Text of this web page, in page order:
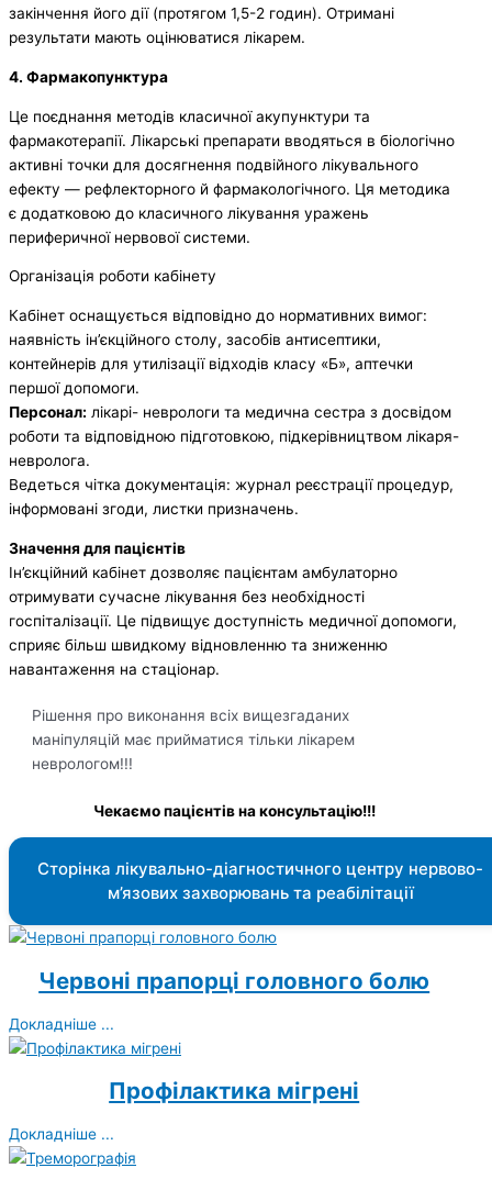
закінчення його дії (протягом 1,5-2 годин). Отримані
результати мають оцінюватися лікарем.
4. Фармакопунктура
Це поєднання методів класичної акупунктури та
фармакотерапії. Лікарські препарати вводяться в біологічно
активні точки для досягнення подвійного лікувального
ефекту — рефлекторного й фармакологічного. Ця методика
є додатковою до класичного лікування уражень
периферичної нервової системи.
Організація роботи кабінету
Кабінет оснащується відповідно до нормативних вимог:
наявність ін’єкційного столу, засобів антисептики,
контейнерів для утилізації відходів класу «Б», аптечки
першої допомоги.
Персонал: лікарі- неврологи та медична сестра з досвідом
роботи та відповідною підготовкою, підкерівництвом лікаря-
невролога.
Ведеться чітка документація: журнал реєстрації процедур,
інформовані згоди, листки призначень.
Значення для пацієнтів
Ін’єкційний кабінет дозволяє пацієнтам амбулаторно
отримувати сучасне лікування без необхідності
госпіталізації. Це підвищує доступність медичної допомоги,
сприяє більш швидкому відновленню та зниженню
навантаження на стаціонар.
Рішення про виконання всіх вищезгаданих
маніпуляцій має прийматися тільки лікарем
неврологом!!!
Чекаємо пацієнтів на консультацію!!!
Сторінка лікувально-діагностичного центру нервово-
м’язових захворювань та реабілітації
Червоні прапорці головного болю
Докладніше ...
Профілактика мігрені
Докладніше ...